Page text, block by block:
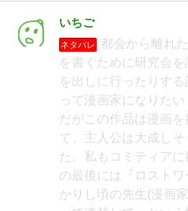
いちご
ネタバレ
都会から離れ
を書くために研究会
を出しに行ったりす
って漫画家になりた
だがこの作品は漫画
て、主人公は大成し
た。私もコミティア
の最後には『ロスト
かりし頃の先生(漫画